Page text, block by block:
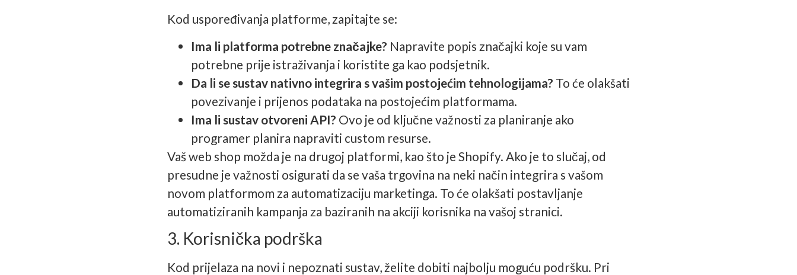
Kod uspoređivanja platforme, zapitajte se:
Ima li platforma potrebne značajke? Napravite popis značajki koje su vam
potrebne prije istraživanja i koristite ga kao podsjetnik.
Da li se sustav nativno integrira s vašim postojećim tehnologijama? To će olakšati
povezivanje i prijenos podataka na postojećim platformama.
Ima li sustav otvoreni API? Ovo je od ključne važnosti za planiranje ako
programer planira napraviti custom resurse.
Vaš web shop možda je na drugoj platformi, kao što je Shopify. Ako je to slučaj, od
presudne je važnosti osigurati da se vaša trgovina na neki način integrira s vašom
novom platformom za automatizaciju marketinga. To će olakšati postavljanje
automatiziranih kampanja za baziranih na akciji korisnika na vašoj stranici.
3. Korisnička podrška
Kod prijelaza na novi i nepoznati sustav, želite dobiti najbolju moguću podršku. Pri